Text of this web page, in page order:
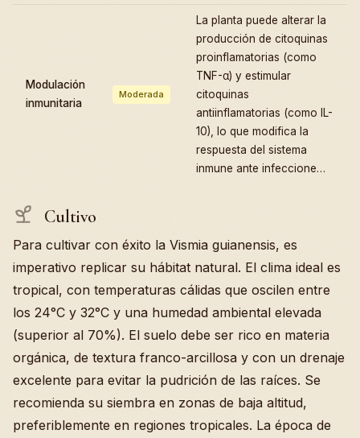
Modulación
inmunitaria
Moderada
La planta puede alterar la
producción de citoquinas
proinflamatorias (como
TNF-α) y estimular
citoquinas
antiinflamatorias (como IL-
10), lo que modifica la
respuesta del sistema
inmune ante infeccione…
Cultivo
Para cultivar con éxito la Vismia guianensis, es
imperativo replicar su hábitat natural. El clima ideal es
tropical, con temperaturas cálidas que oscilen entre
los 24°C y 32°C y una humedad ambiental elevada
(superior al 70%). El suelo debe ser rico en materia
orgánica, de textura franco-arcillosa y con un drenaje
excelente para evitar la pudrición de las raíces. Se
recomienda su siembra en zonas de baja altitud,
preferiblemente en regiones tropicales. La época de